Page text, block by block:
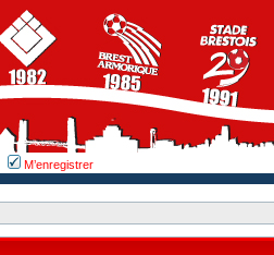
M’enregistrer